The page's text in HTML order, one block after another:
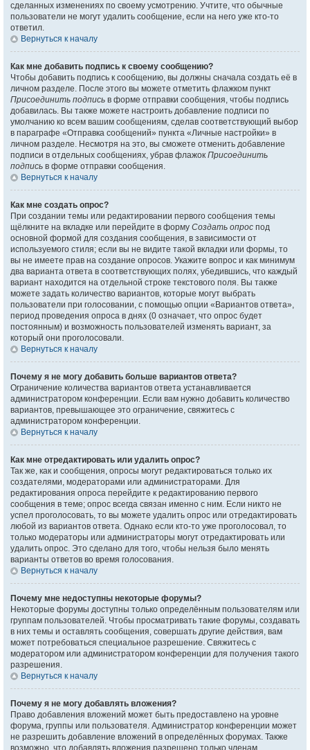
сделанных изменениях по своему усмотрению. Учтите, что обычные
пользователи не могут удалить сообщение, если на него уже кто-то
ответил.
Вернуться к началу
Как мне добавить подпись к своему сообщению?
Чтобы добавить подпись к сообщению, вы должны сначала создать её в
личном разделе. После этого вы можете отметить флажком пункт
Присоединить подпись в форме отправки сообщения, чтобы подпись
добавилась. Вы также можете настроить добавление подписи по
умолчанию ко всем вашим сообщениям, сделав соответствующий выбор
в параграфе «Отправка сообщений» пункта «Личные настройки» в
личном разделе. Несмотря на это, вы сможете отменить добавление
подписи в отдельных сообщениях, убрав флажок Присоединить
подпись в форме отправки сообщения.
Вернуться к началу
Как мне создать опрос?
При создании темы или редактировании первого сообщения темы
щёлкните на вкладке или перейдите в форму Создать опрос под
основной формой для создания сообщения, в зависимости от
используемого стиля; если вы не видите такой вкладки или формы, то
вы не имеете прав на создание опросов. Укажите вопрос и как минимум
два варианта ответа в соответствующих полях, убедившись, что каждый
вариант находится на отдельной строке текстового поля. Вы также
можете задать количество вариантов, которые могут выбрать
пользователи при голосовании, с помощью опции «Вариантов ответа»,
период проведения опроса в днях (0 означает, что опрос будет
постоянным) и возможность пользователей изменять вариант, за
который они проголосовали.
Вернуться к началу
Почему я не могу добавить больше вариантов ответа?
Ограничение количества вариантов ответа устанавливается
администратором конференции. Если вам нужно добавить количество
вариантов, превышающее это ограничение, свяжитесь с
администратором конференции.
Вернуться к началу
Как мне отредактировать или удалить опрос?
Так же, как и сообщения, опросы могут редактироваться только их
создателями, модераторами или администраторами. Для
редактирования опроса перейдите к редактированию первого
сообщения в теме; опрос всегда связан именно с ним. Если никто не
успел проголосовать, то вы можете удалить опрос или отредактировать
любой из вариантов ответа. Однако если кто-то уже проголосовал, то
только модераторы или администраторы могут отредактировать или
удалить опрос. Это сделано для того, чтобы нельзя было менять
варианты ответов во время голосования.
Вернуться к началу
Почему мне недоступны некоторые форумы?
Некоторые форумы доступны только определённым пользователям или
группам пользователей. Чтобы просматривать такие форумы, создавать
в них темы и оставлять сообщения, совершать другие действия, вам
может потребоваться специальное разрешение. Свяжитесь с
модератором или администратором конференции для получения такого
разрешения.
Вернуться к началу
Почему я не могу добавлять вложения?
Право добавления вложений может быть предоставлено на уровне
форума, группы или пользователя. Администратор конференции может
не разрешить добавление вложений в определённых форумах. Также
возможно, что добавлять вложения разрешено только членам